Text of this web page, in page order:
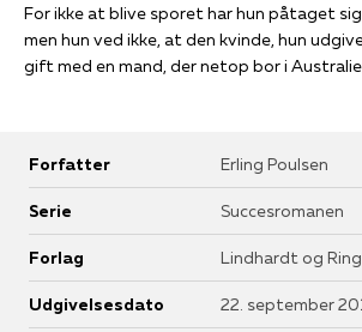
For ikke at blive sporet har hun påtaget
men hun ved ikke, at den kvinde, hun
gift med en mand, der netop bor i
Forfatter Erling Poulsen
Serie Succesromanen
Forlag Lindhardt og
Udgivelsesdato 22. september